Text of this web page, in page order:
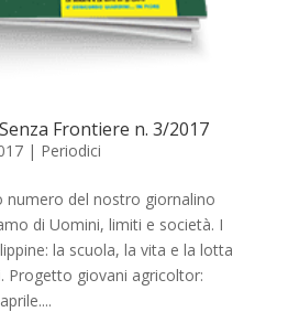
Frontiere n. 3/2017
| Periodici
numero del nostro giornalino
di Uomini, limiti e società. I
la scuola, la vita e la lotta
Progetto giovani agricoltor: